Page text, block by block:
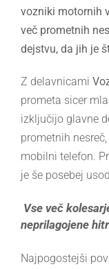
vozniki motornih
več prometnih
dejstvu, da jih je
Z delavnicami
prometa sicer
izključijo glavne
prometnih
mobilni telefon.
je še posebej
Vse več
neprilagojene
Najpogostejši